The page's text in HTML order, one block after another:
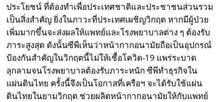
ประโยชน์ ที่ต้องทำเพื่อประเทศชาติและประชาชนส่วนรวม
เป็นสิ่งสำคัญ ยิ่งในภาวะที่ประเทศเผชิญวิกฤต หากมีผู้ป่วย
เพิ่มมากขึ้นจะส่งผลให้แพทย์และโรงพยาบาลต่าง ๆ ต้องรับ
ภาระสูงสุด ดังนั้นซีพีเห็นว่าหน้ากากอนามัยถือเป็นอุปกรณ์
ป้องกันสำคัญในวิกฤตนี้ไม่ให้เชื้อโควิด-19 แพร่ระบาด
ลุกลามจนโรงพยาบาลต้องรับภาระหนัก ซีพีทำธุรกิจใน
แผ่นดินไทย ครั้งนี้จึงเป็นโอกาสที่เครือฯ จะได้รับใช้แผ่น
ดินไทยในยามวิกฤต ช่วยผลิตหน้ากากอนามัยให้กับแพทย์